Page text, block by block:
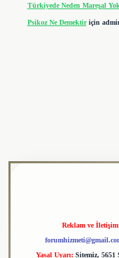
Türkiyede Neden Mareşal Yok
Psikoz Ne Demektiriçin
Reklam ve
Yasal Uyarı: Sitemiz, 5651